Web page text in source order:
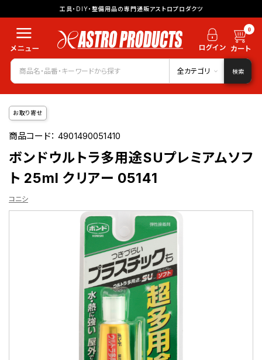
工具・DIY・整備用品の専門通販アストロプロダクツ
0
全カテゴリ 検索
お取り寄せ
商品コード：4901490051410
ボンドウルトラ多用途SUプレミアムソフ
ト 25ml クリアー 05141
コニシ